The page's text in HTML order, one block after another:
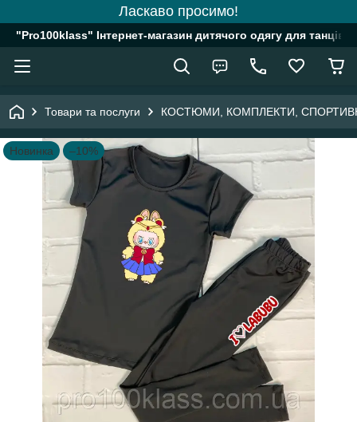
Ласкаво просимо!
"Pro100klass" Інтернет-магазин дитячого одягу для танців,
Товари та послуги КОСТЮМИ, КОМПЛЕКТИ,
Новинка –10%